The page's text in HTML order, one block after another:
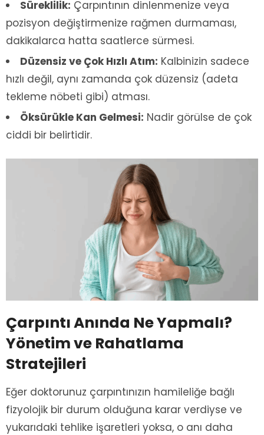
Süreklilik: Çarpıntının dinlenmenize veya
pozisyon değiştirmenize rağmen durmaması,
dakikalarca hatta saatlerce sürmesi.
Düzensiz ve Çok Hızlı Atım: Kalbinizin sadece
hızlı değil, aynı zamanda çok düzensiz (adeta
tekleme nöbeti gibi) atması.
Öksürükle Kan Gelmesi: Nadir görülse de çok
ciddi bir belirtidir.
Çarpıntı Anında Ne Yapmalı?
Yönetim ve Rahatlama
Stratejileri
Eğer doktorunuz çarpıntınızın hamileliğe bağlı
fizyolojik bir durum olduğuna karar verdiyse ve
yukarıdaki tehlike işaretleri yoksa, o anı daha